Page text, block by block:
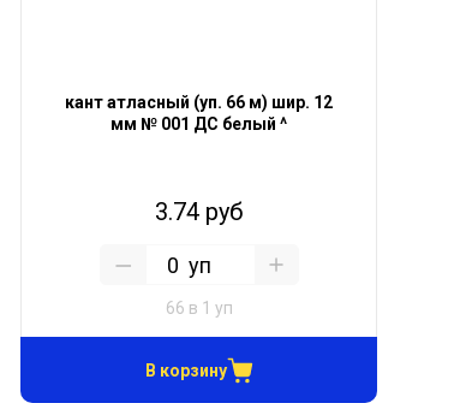
кант атласный (уп. 66 м) шир. 12
мм № 001 ДС белый ^
3.74 руб
уп
66 в 1 уп
В корзину